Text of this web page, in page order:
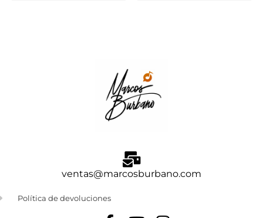
ventas@marcosburbano.com
Política de devoluciones